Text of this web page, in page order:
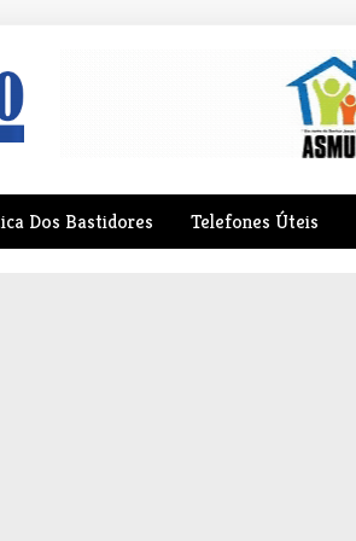
Dos Bastidores Telefones Úteis